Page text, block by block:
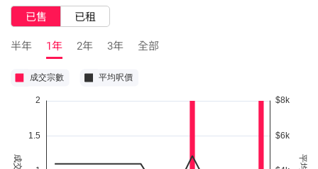
已售 已租
半年 1年 2年 3年 全部